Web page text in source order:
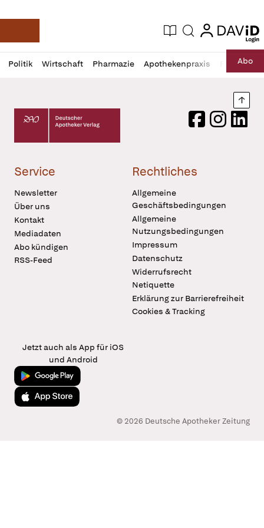
Deutsche Apotheker Zeitung
Aktuelle Ausgabe
Suche login
login
Politik Wirtschaft Pharmazie Apothekenpraxis RechtAbo
Profil
öffnen
Daz
Pur
Deutscher Apotheker Verlag Logo
FacebookInstagram
Service
Newsletter
Über uns
Kontakt
Mediadaten
Abo kündigen
RSS-Feed
Rechtliches
Allgemeine
Geschäftsbedingungen
Allgemeine
Nutzungsbedingungen
Impressum
Datenschutz
Widerrufsrecht
Netiquette
Erklärung zur Barrierefreiheit
Cookies & Tracking
Jetzt auch als App für iOS
und Android
Jetzt bei Google Play
Laden im App Store
© 2026 Deutsche Apotheker Zeitung